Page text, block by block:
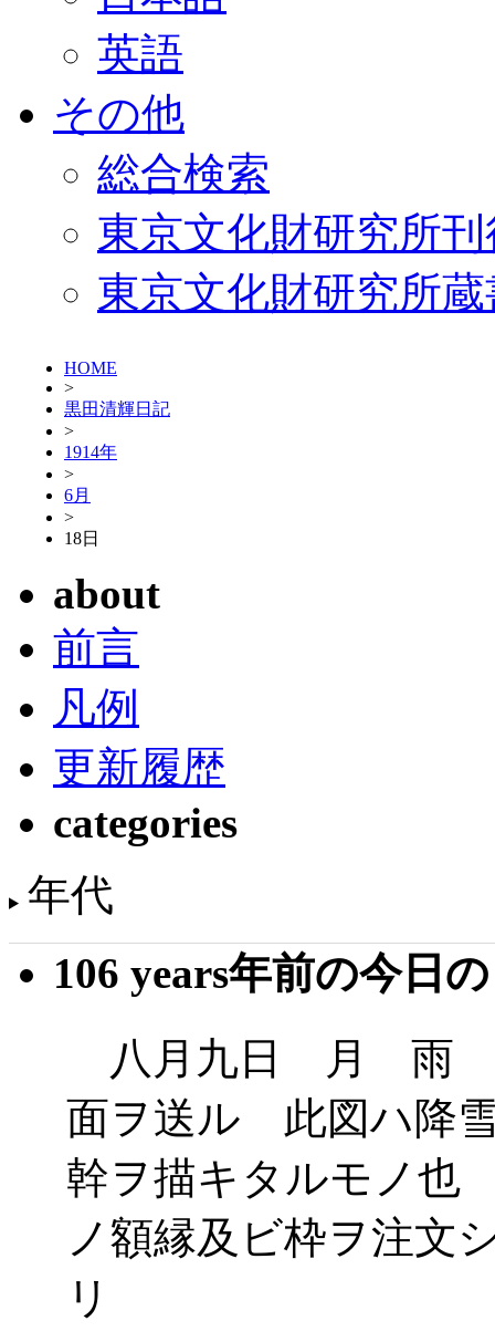
英語
その他
総合検索
東京文化財研究所
東京文化財研究所
HOME
>
黒田清輝日記
>
1914年
>
6月
>
18日
about
前言
凡例
更新履歴
categories
年代
106 years年前の今日
八月九日 月 雨 使
面ヲ送ル 此図ハ降
幹ヲ描キタルモノ也
ノ額縁及ビ枠ヲ注文
リ